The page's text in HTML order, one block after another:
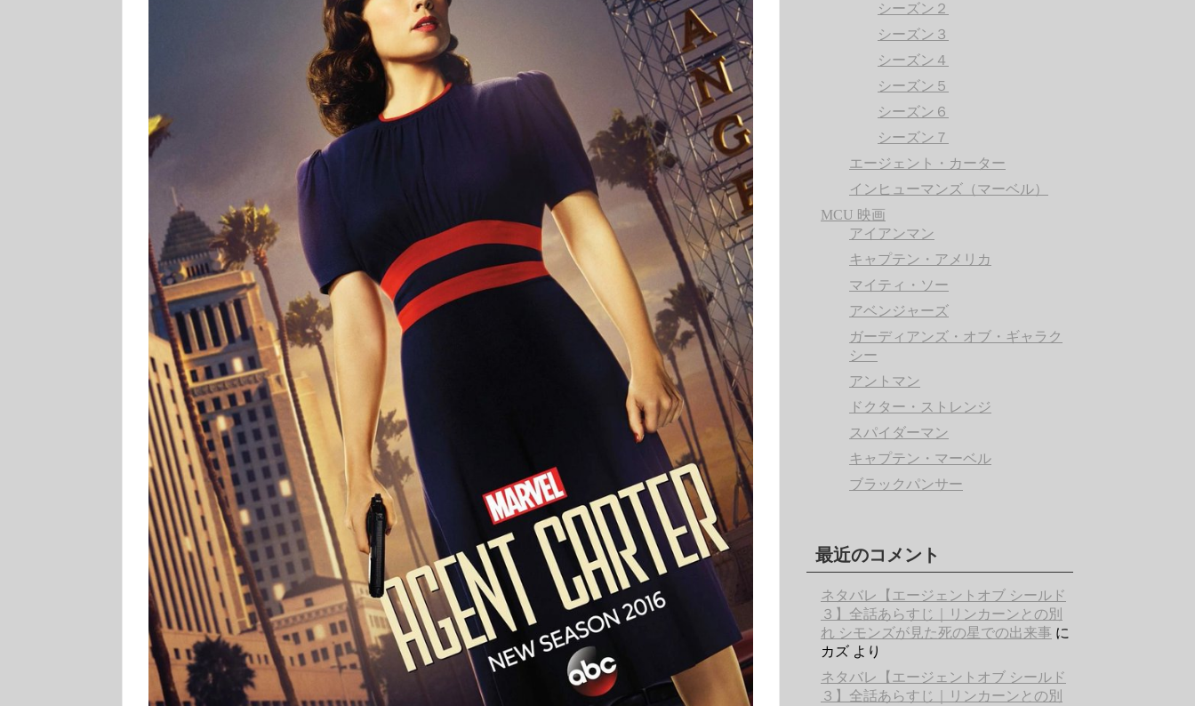
シーズン２
シーズン３
シーズン４
シーズン５
シーズン６
シーズン７
エージェント・カーター
インヒューマンズ（マーベル）
MCU 映画
アイアンマン
キャプテン・アメリカ
マイティ・ソー
アベンジャーズ
ガーディアンズ・オブ・ギャラク
シー
アントマン
ドクター・ストレンジ
スパイダーマン
キャプテン・マーベル
ブラックパンサー
最近のコメント
ネタバレ【エージェントオブ シールド
３】全話あらすじ｜リンカーンとの別
れ シモンズが見た死の星での出来事 に
カズ より
ネタバレ【エージェントオブ シールド
３】全話あらすじ｜リンカーンとの別